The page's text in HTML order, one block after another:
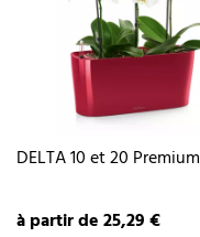
DELTA 10 et 20 Premium
à partir de 25,29 €